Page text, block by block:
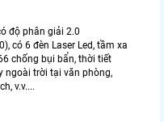
độ phân giải 2.0
có 6 đèn Laser Led, tầm xa
chống bụi bẩn, thời tiết
ngoài trời tại văn phòng,
v.v....